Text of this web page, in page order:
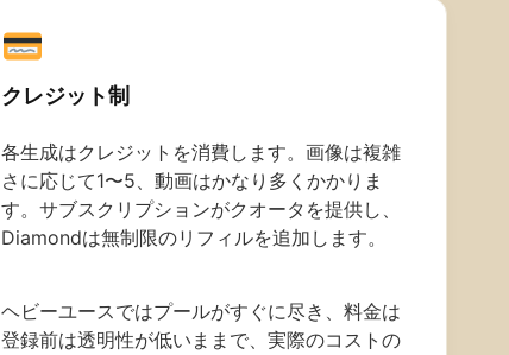
クレジット制
各生成はクレジットを消費します。画像は複雑
さに応じて1〜5、動画はかなり多くかかりま
す。サブスクリプションがクオータを提供し、
Diamondは無制限のリフィルを追加します。
ヘビーユースではプールがすぐに尽き、料金は
登録前は透明性が低いままで、実際のコストの